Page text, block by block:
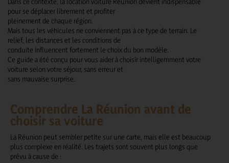
pour se déplacer librement et profiter
pleinement de chaque région.
Mais tous les véhicules ne conviennent pas à ce type de terrain. Le
relief, les distances et les conditions de
conduite influencent fortement le choix du bon modèle.
Ce guide a été conçu pour vous aider à choisir intelligemment votre
voiture selon votre séjour, sans erreur et
sans mauvaise surprise.
Comprendre La Réunion avant de
choisir sa voiture
La Réunion peut sembler petite sur une carte, mais elle est beaucoup
plus complexe en réalité. Les trajets sont souvent plus longs que
prévu à cause de :